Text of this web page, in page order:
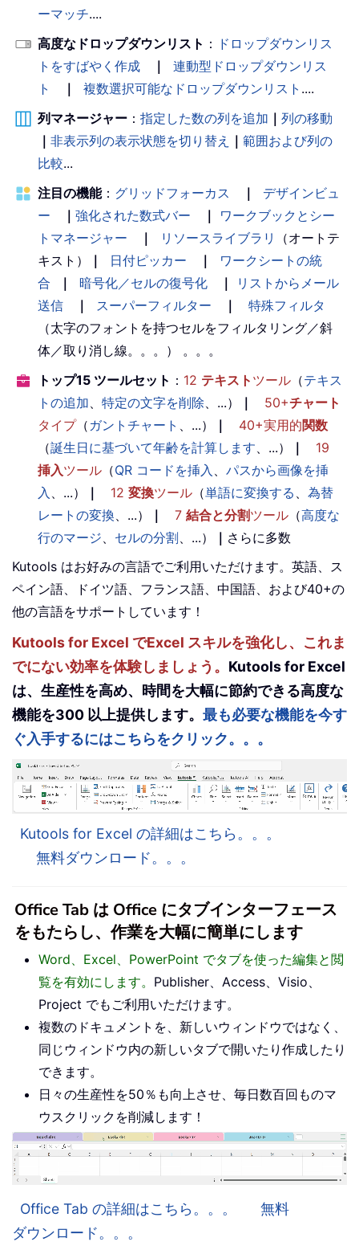
ーマッチ....
高度なドロップダウンリスト ： ドロップダウンリス
トをすばやく作成
｜
連動型ドロップダウンリス
ト
｜ 複数選択可能なドロップダウンリスト ....
列マネージャー ： 指定した数の列を追加 ｜ 列の移動
｜ 非表示列の表示状態を切り替え ｜ 範囲および列の
比較...
注目の機能： グリッドフォーカス ｜
デザインビュ
ー
｜ 強化された数式バー ｜
ワークブックとシー
トマネージャー
｜ リソースライブラリ
（オートテ
キスト）
｜ 日付ピッカー ｜
ワークシートの統
合
｜ 暗号化／セルの復号化 ｜
リストからメール
送信
｜ スーパーフィルター ｜
特殊フィルタ
（太字のフォントを持つセルをフィルタリング／斜
体／取り消し線。。。） 。。。
トップ15 ツールセット ： 12 テキスト ツール （テキス
トの追加
特定の文字を削除 、...） ｜ 50+チャート
タイプ（ ガントチャート 、...） ｜ 40+実用的関数
（誕生日に基づいて年齢を計算します 、...） ｜
19
挿入ツール （QR コードを挿入
パスから画像を挿
入
、...） ｜ 12 変換ツール （単語に変換する
為替
レートの変換 、...） ｜ 7 結合と分割ツール （高度な
行のマージ
セルの分割 、...） ｜ さらに多数
Kutools はお好みの言語でご利用いただけます。英語、ス
ペイン語、ドイツ語、フランス語、中国語、および40+の
他の言語をサポートしています！
Kutools for Excel でExcel スキルを強化し、これま
でにない効率を体験しましょう。 Kutools for Excel
は、生産性を高め、時間を大幅に節約できる高度な
機能を300 以上提供します。 最も必要な機能を今す
ぐ入手するにはこちらをクリック。。。
Kutools for Excel の詳細はこちら。。。
無料ダウンロード。。。
Office Tab は Office にタブインターフェース
をもたらし、作業を大幅に簡単にします
Word、Excel、PowerPoint でタブを使った編集と閲
覧を有効にします。 Publisher、Access、Visio、
Project でもご利用いただけます。
複数のドキュメントを、新しいウィンドウではなく、
同じウィンドウ内の新しいタブで開いたり作成したり
できます。
日々の生産性を50％も向上させ、毎日数百回ものマ
ウスクリックを削減します！
Office Tab の詳細はこちら。。。
無料
ダウンロード。。。